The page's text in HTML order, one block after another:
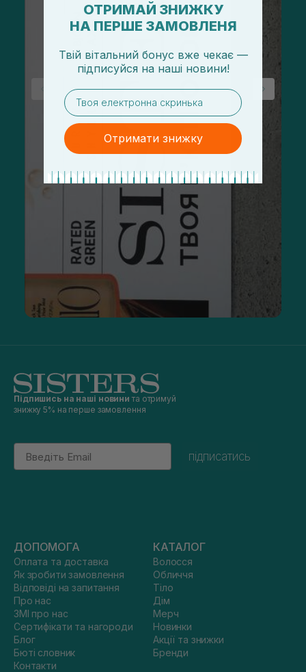
Підпишись на наші новини та отримуй
знижку 5% на перше замовлення
Email
підписатись
ДОПОМОГА
Оплата та доставка
Як зробити замовлення
Відповіді на запитання
Про нас
ЗМІ про нас
Сертифікати та нагороди
Блог
Бюті словник
Контакти
КАТАЛОГ
Волосся
Обличчя
Тіло
Дім
Мерч
Новинки
Акції та знижки
Бренди
ОТРИМАЙ ЗНИЖКУ
НА ПЕРШЕ ЗАМОВЛЕНЯ
Твій вітальний бонус вже чекає —
підписуйся на наші новини!
email
Отримати знижку